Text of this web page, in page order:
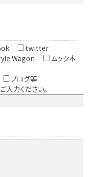
twitter
Wagon
ムック本
ブログ等
入力ください。